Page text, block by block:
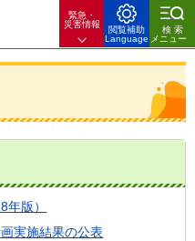
緊急・
災害情報
閲覧補助
Language
検索
メニュー
版）
実施結果の公表